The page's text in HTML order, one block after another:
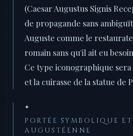
(Caesar Augustus Signis
de propagande sans
Auguste comme le
romain sans qu'il ait eu
Ce type iconographique
et la cuirasse de la statue de
✦
PORTÉE SYMBOLIQUE
AUGUSTÉENNE